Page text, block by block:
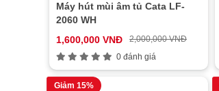
Máy hút mùi âm tủ Cata LF-
2060 WH
1,600,000 VNĐ
2,000,000 VNĐ
0 đánh giá
Giảm 15%